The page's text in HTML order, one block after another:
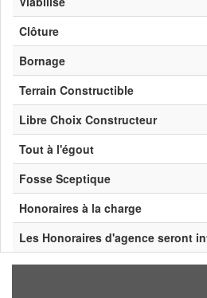
Clôture
Bornage
Terrain Constructible
Libre Choix Constructeur
Tout à l'égout
Fosse Sceptique
Honoraires à la charge
Les Honoraires d'agence seront